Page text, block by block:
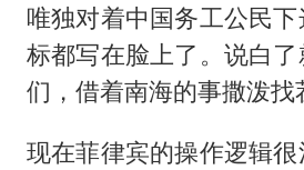
唯独对着中国务工公民
标都写在脸上了。说白
们，借着南海的事撒泼找
现在菲律宾的操作逻辑